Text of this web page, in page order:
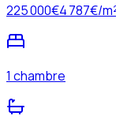
225 000€4 787€/
1 chambre